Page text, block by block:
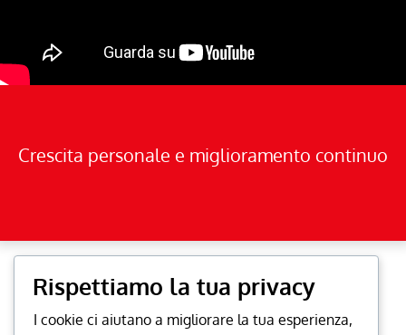
Crescita personale e miglioramento continuo
Rispettiamo la tua privacy
I cookie ci aiutano a migliorare la tua esperienza,